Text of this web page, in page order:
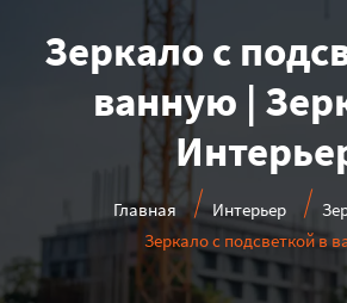
Зеркало с
ванную |
Главная Интерьер
Зеркало с подсветкой в